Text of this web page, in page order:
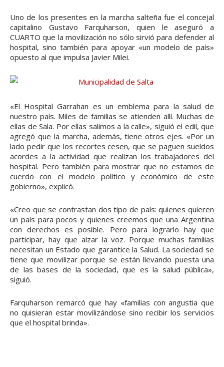
Uno de los presentes en la marcha salteña fue el concejal
capitalino Gustavo Farquharson, quien le aseguró a
CUARTO que la movilización no sólo sirvió para defender al
hospital, sino también para apoyar «un modelo de país»
opuesto al que impulsa Javier Milei.
«El Hospital Garrahan es un emblema para la salud de
nuestro país. Miles de familias se atienden allí. Muchas de
ellas de Sala. Por ellas salimos a la calle», siguió el edil, que
agregó que la marcha, además, tiene otros ejes. «Por un
lado pedir que los recortes cesen, que se paguen sueldos
acordes a la actividad que realizan los trabajadores del
hospital. Pero también para mostrar que no estamos de
cuerdo con el modelo político y económico de este
gobierno», explicó.
«Creo que se contrastan dos tipo de país: quienes quieren
un país para pocos y quienes creemos que una Argentina
con derechos es posible. Pero para lograrlo hay que
participar, hay que alzar la voz. Porque muchas familias
necesitan un Estado que garantice la Salud. La sociedad se
tiene que movilizar porque se están llevando puesta una
de las bases de la sociedad, que es la salud pública»,
siguió.
Farquharson remarcó que hay «familias con angustia que
no quisieran estar movilizándose sino recibir los servicios
que el hospital brinda».